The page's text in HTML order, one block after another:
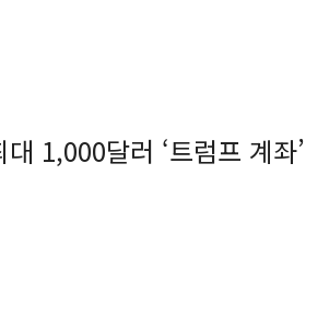
1,000달러 ‘트럼프 계좌’